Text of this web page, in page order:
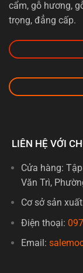
cẩm, gỗ hương,
trọng, đẳng cấp.
LIÊN HỆ VỚI
Cửa hàng:
Văn Trì,
Cơ sở sản
Điện thoại:
Email: